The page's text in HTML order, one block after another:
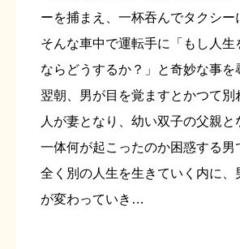
ーを捕まえ、一杯吞んでタクシー
そんな車中で運転手に「もし人生
ならどうするか？」と奇妙な事
翌朝、男が目を覚ますとかつて別
人が妻となり、幼い双子の父親と
一体何が起こったのか困惑する男
全く別の人生を生きていく内に、
が変わっていき…